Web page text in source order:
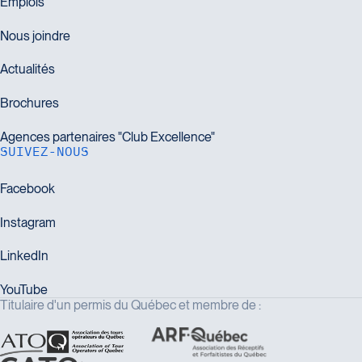
SUIVEZ-NOUS
Titulaire d'un permis du Québec et membre de :